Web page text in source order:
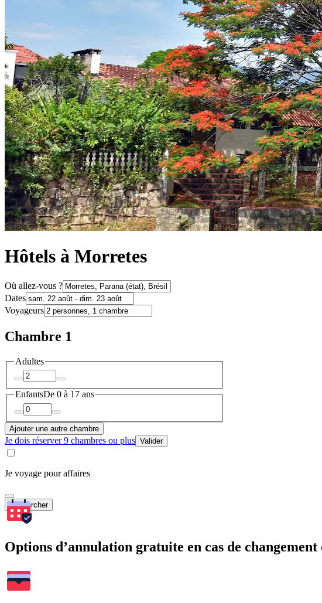
Hôtels à Morretes
Où allez-vous ?
Dates
Voyageurs
Chambre 1
Adultes
EnfantsDe 0 à 17 ans
Ajouter une autre chambre
Je dois réserver 9 chambres ou plus Valider
Je voyage pour affaires
Rechercher
Options d’annulation gratuite en cas de